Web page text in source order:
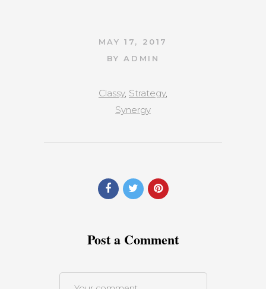
MAY 17, 2017
BYADMIN
Classy, Strategy,
Synergy
Post a Comment